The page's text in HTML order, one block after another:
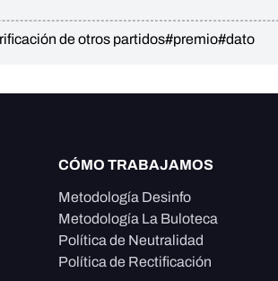
de otros partidos#premio#dato
CÓMO TRABAJAMOS
Metodología Desinfo
Metodología La Buloteca
Política de Neutralidad
Política de Rectificación